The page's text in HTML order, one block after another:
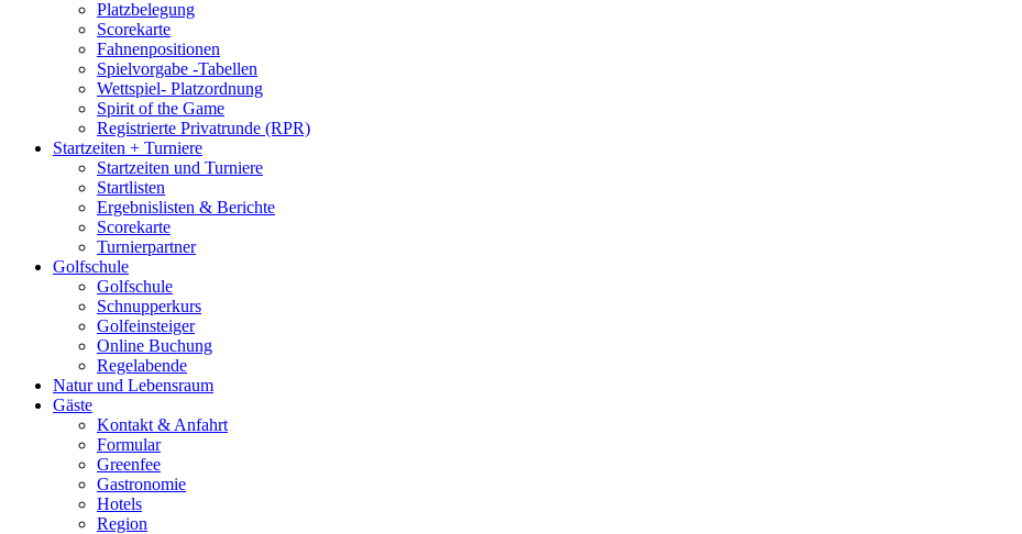
Platzbelegung
Scorekarte
Fahnenpositionen
Spielvorgabe -Tabellen
Wettspiel- Platzordnung
Spirit of the Game
Registrierte Privatrunde (RPR)
Startzeiten + Turniere
Startzeiten und Turniere
Startlisten
Ergebnislisten & Berichte
Scorekarte
Turnierpartner
Golfschule
Golfschule
Schnupperkurs
Golfeinsteiger
Online Buchung
Regelabende
Natur und Lebensraum
Gäste
Kontakt & Anfahrt
Formular
Greenfee
Gastronomie
Hotels
Region